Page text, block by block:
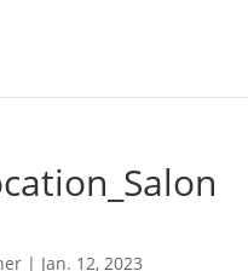
| Jan. 12, 2023